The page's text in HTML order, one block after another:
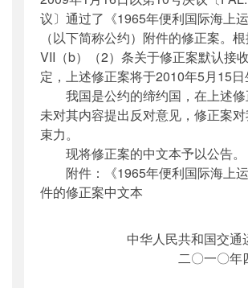
主题分类 ：其他
公文类型：其他
议〕通过了《1965年便利国际海上运
（以下简称公约）附件的修正案。
VII（b）（2）条关于修正案默认接
定，上述修正案将于2010年5月15日
我国是公约的缔约国，在上述修
未对其内容提出反对意见，修正案
束力。
现将修正案的中文本予以公告。
附件：《1965年便利国际海上
件的修正案中文本
中华人民共和国交通
二〇一〇年